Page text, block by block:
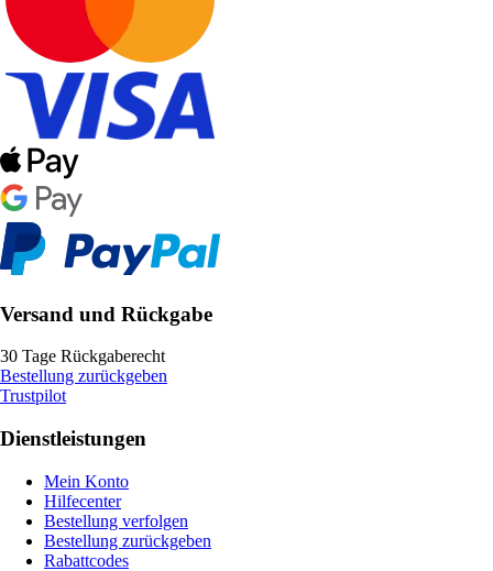
Versand und Rückgabe
30 Tage Rückgaberecht
Bestellung zurückgeben
Trustpilot
Dienstleistungen
Mein Konto
Hilfecenter
Bestellung verfolgen
Bestellung zurückgeben
Rabattcodes